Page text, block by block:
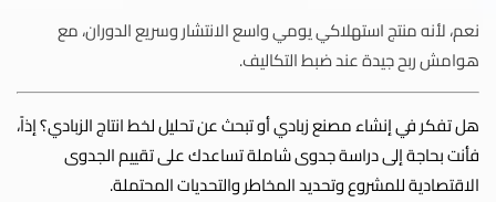
نعم، لأنه منتج استهلاكي يومي واسع الانتشار وسريع الدوران، مع
هوامش ربح جيدة عند ضبط التكاليف.
هل تفكر في إنشاء مصنع زبادي أو تبحث عن تحليل لخط انتاج الزبادي؟ إذاً،
فأنت بحاجة إلى دراسة جدوى شاملة تساعدك على تقييم الجدوى
الاقتصادية للمشروع وتحديد المخاطر والتحديات المحتملة.